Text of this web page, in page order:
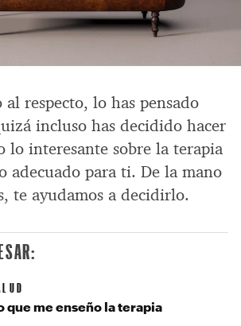
al respecto, lo has pensado
incluso has decidido hacer
lo interesante sobre la terapia
adecuado para ti. De la mano
te ayudamos a decidirlo.
que me enseño la terapia